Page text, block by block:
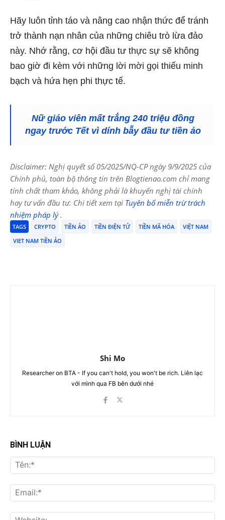
Hãy luôn tỉnh táo và nâng cao nhận thức để tránh
trở thành nạn nhân của những chiêu trò lừa đảo
này. Nhớ rằng, cơ hội đầu tư thực sự sẽ không
bao giờ đi kèm với những lời mời gọi thiếu minh
bạch và hứa hẹn phi thực tế.
Nữ giáo viên mất trắng 240 triệu đồng
ngay trước Tết vì dính bẫy đầu tư tiền ảo
Disclaimer: Nghị quyết số 05/2025/NQ-CP ngày 9/9/2025 của
Chính phủ, toàn bộ thông tin trên Blogtienao.com chỉ mang
tính chất tham khảo, không phải là khuyến nghị tài chính
hay tư vấn đầu tư. Chi tiết xem tại Tuyên bố miễn trừ trách
nhiệm pháp lý.
TAGS CRYPTO TIỀN ẢO TIỀN ĐIỆN TỬ TIỀN MÃ HÓA
VIỆT NAM
VIET NAM TIỀN ẢO
Shi Mo
Researcher on BTA - If you can't hold, you won't be rich. Liên lạc
với mình qua FB bên dưới nhé
BÌNH LUẬN